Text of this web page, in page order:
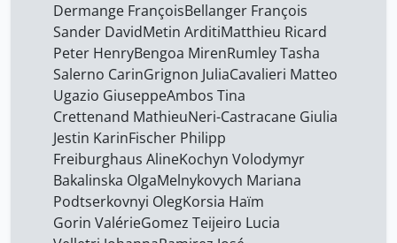
Dermange FrançoisBellanger François
Sander DavidMetin ArditiMatthieu Ricard
Peter HenryBengoa MirenRumley Tasha
Salerno CarinGrignon JuliaCavalieri Matteo
Ugazio GiuseppeAmbos Tina
Crettenand MathieuNeri-Castracane Giulia
Jestin KarinFischer Philipp
Freiburghaus AlineKochyn Volodymyr
Bakalinska OlgaMelnykovych Mariana
Podtserkovnyi OlegKorsia Haïm
Gorin ValérieGomez Teijeiro Lucia